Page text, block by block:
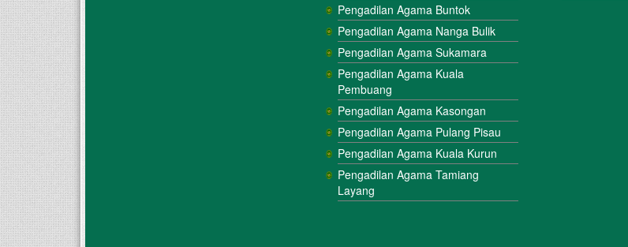
Pengadilan Agama Buntok
Pengadilan Agama Nanga Bulik
Pengadilan Agama Sukamara
Pengadilan Agama Kuala
Pembuang
Pengadilan Agama Kasongan
Pengadilan Agama Pulang Pisau
Pengadilan Agama Kuala Kurun
Pengadilan Agama Tamiang
Layang